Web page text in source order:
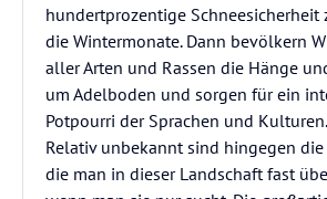
hundertprozentige Schneesicherheit
die Wintermonate. Dann bevölkern
aller Arten und Rassen die Hänge
um Adelboden und sorgen für ein
Potpourri der Sprachen und Kulturen.
Relativ unbekannt sind hingegen
die man in dieser Landschaft fast